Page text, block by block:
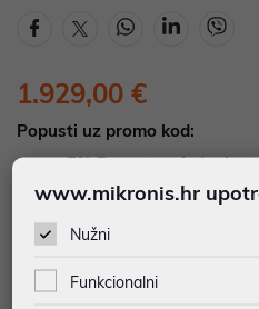
1.929,00 €
Popusti uz promo kod:
5%Popust za
pay, Virman, Gotovina,
"POPUST" , popusti
DOSTUPNOST NA UPIT
Pošaljite upit na
www.mikronis.hr
Nužni
Funkcionalni